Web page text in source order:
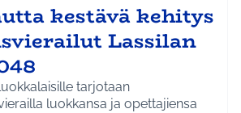
kestävä kehitys
Lassilan
tarjotaan
luokkansa ja opettajiensa